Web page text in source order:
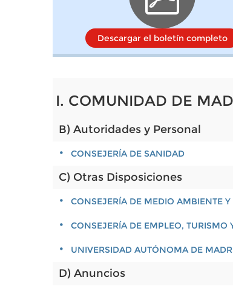
Descargar el boletín completo
I. COMUNIDAD DE
B) Autoridades y Personal
CONSEJERÍA DE SANIDAD
C) Otras Disposiciones
CONSEJERÍA DE MEDIO AMBIENTE
CONSEJERÍA DE EMPLEO, TURISMO
UNIVERSIDAD AUTÓNOMA DE
D) Anuncios